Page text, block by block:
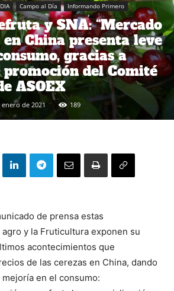
Campo al Día Informando Primero
y SNA: “Mercado
China presenta leve
gracias a
promoción del Comité
ASOEX
enero de 2021 189
de prensa estas
y la Fruticultura exponen su
acontecimientos que
de las cerezas en China, dando
en el consumo: